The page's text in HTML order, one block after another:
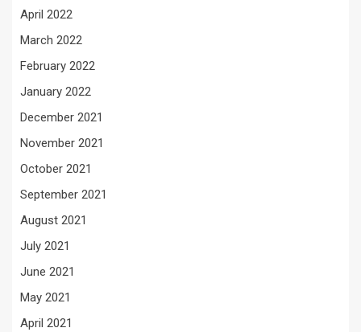
April 2022
March 2022
February 2022
January 2022
December 2021
November 2021
October 2021
September 2021
August 2021
July 2021
June 2021
May 2021
April 2021